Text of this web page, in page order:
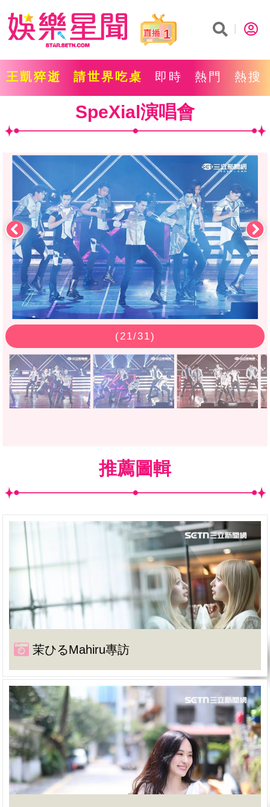
1
王凱猝逝 請世界吃桌 即時 熱門 熱搜
SpeXial演唱會
(21/31)
推薦圖輯
茉ひるMahiru專訪